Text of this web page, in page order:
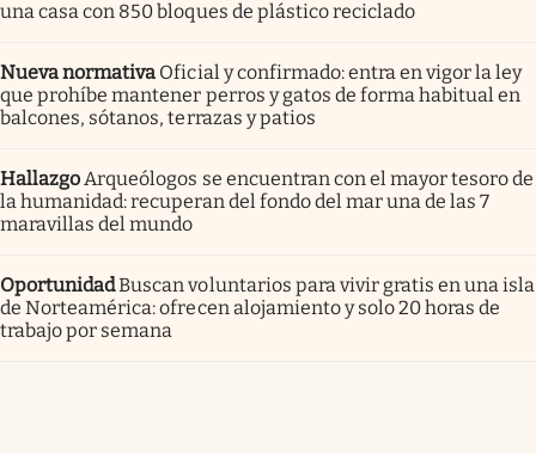
una casa con 850 bloques de plástico reciclado
Nueva normativa Oficial y confirmado: entra en vigor la ley
que prohíbe mantener perros y gatos de forma habitual en
balcones, sótanos, terrazas y patios
Hallazgo Arqueólogos se encuentran con el mayor tesoro de
la humanidad: recuperan del fondo del mar una de las 7
maravillas del mundo
OportunidadBuscan voluntarios para vivir gratis en una isla
de Norteamérica: ofrecen alojamiento y solo 20 horas de
trabajo por semana